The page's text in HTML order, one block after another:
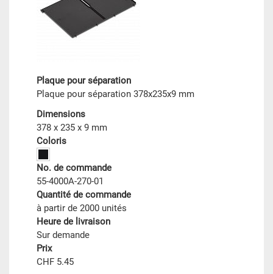
Plaque pour séparation
Plaque pour séparation 378x235x9 mm
Dimensions
378 x 235 x 9 mm
Coloris
No. de commande
55-4000A-270-01
Quantité de commande
à partir de 2000 unités
Heure de livraison
Sur demande
Prix
CHF 5.45